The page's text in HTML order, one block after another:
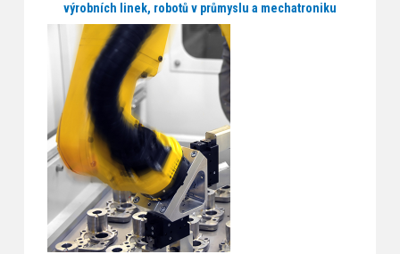
výrobních linek, robotů v průmyslu a mechatroniku